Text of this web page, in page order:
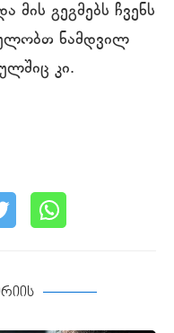
გეგმებს ჩვენს
ნამდვილ
კი.